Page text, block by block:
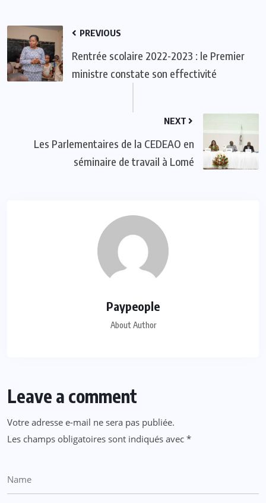
PREVIOUS
Rentrée scolaire 2022-2023 : le Premier
ministre constate son effectivité
NEXT
Les Parlementaires de la CEDEAO en
séminaire de travail à Lomé
Paypeople
About Author
Leave a comment
Votre adresse e-mail ne sera pas publiée.
Les champs obligatoires sont indiqués avec *